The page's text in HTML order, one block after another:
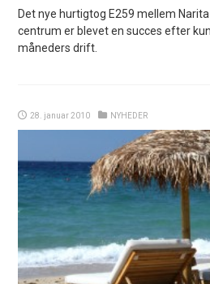
Det nye hurtigtog E259 mellem
centrum er blevet en succes efter
måneders drift.
28. januar 2010 NYHEDER